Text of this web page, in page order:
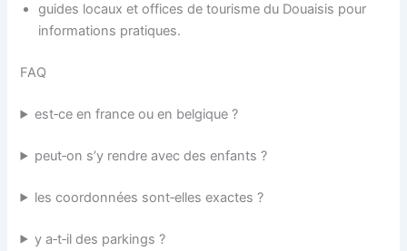
guides locaux et offices de tourisme du Douaisis pour
informations pratiques.
FAQ
est‑ce en france ou en belgique ?
peut‑on s’y rendre avec des enfants ?
les coordonnées sont‑elles exactes ?
y a‑t‑il des parkings ?